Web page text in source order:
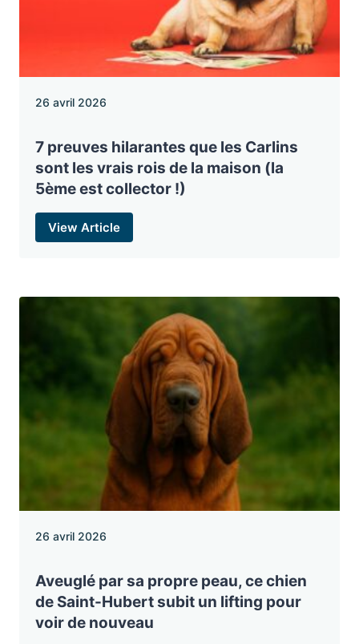
26 avril 2026
7 preuves hilarantes que les Carlins
sont les vrais rois de la maison (la
5ème est collector !)
View Article
26 avril 2026
Aveuglé par sa propre peau, ce chien
de Saint-Hubert subit un lifting pour
voir de nouveau